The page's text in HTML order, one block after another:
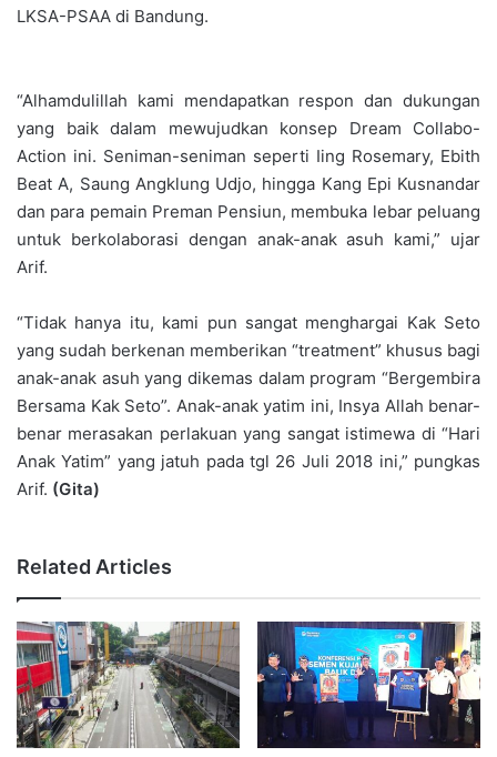
LKSA-PSAA di Bandung.
“Alhamdulillah kami mendapatkan respon dan dukungan
yang baik dalam mewujudkan konsep Dream Collabo-
Action ini. Seniman-seniman seperti Iing Rosemary, Ebith
Beat A, Saung Angklung Udjo, hingga Kang Epi Kusnandar
dan para pemain Preman Pensiun, membuka lebar peluang
untuk berkolaborasi dengan anak-anak asuh kami,” ujar
Arif.
“Tidak hanya itu, kami pun sangat menghargai Kak Seto
yang sudah berkenan memberikan “treatment” khusus bagi
anak-anak asuh yang dikemas dalam program “Bergembira
Bersama Kak Seto”. Anak-anak yatim ini, Insya Allah benar-
benar merasakan perlakuan yang sangat istimewa di “Hari
Anak Yatim” yang jatuh pada tgl 26 Juli 2018 ini,” pungkas
Arif. (Gita)
Related Articles